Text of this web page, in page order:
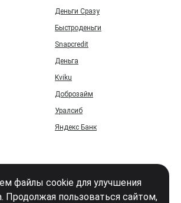
Деньги Сразу
Быстроденьги
Snapcredit
Деньга
Kviku
Доброзайм
Уралсиб
Яндекс Банк
файлы cookie для улучшения
Продолжая пользоваться сайтом,